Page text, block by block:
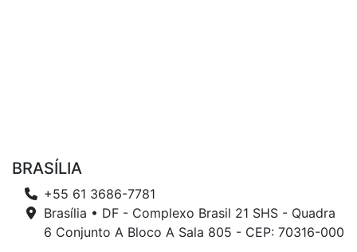
BRASÍLIA
+55 61 3686-7781
Brasília • DF - Complexo Brasil 21 SHS - Quadra
6 Conjunto A Bloco A Sala 805 - CEP: 70316-000